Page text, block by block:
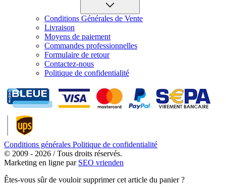
Conditions Générales de Vente
Livraison
Moyens de paiement
Commandes professionnelles
Formulaire de retour
Contactez-nous
Politique de confidentialité
Conditions générales Politique de confidentialité
© 2009 - 2026 / Tous droits réservés.
Marketing en ligne par SEO vrienden
Êtes-vous sûr de vouloir supprimer cet article du panier ?